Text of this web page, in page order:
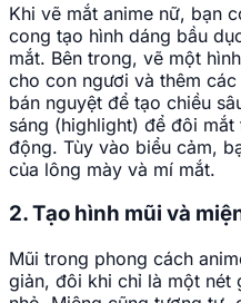
Khi vẽ mắt anime nữ, bạn
cong tạo hình dáng bầu
mắt. Bên trong, vẽ một
cho con ngươi và thêm
bán nguyệt để tạo chiều
sáng (highlight) để đôi
động. Tùy vào biểu cảm,
của lông mày và mí mắt.
2. Tạo hình mũi và
Mũi trong phong cách
giản, đôi khi chỉ là một nét